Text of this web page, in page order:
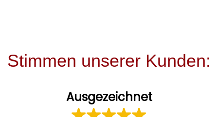
Stimmen unserer Kunden:
Ausgezeichnet